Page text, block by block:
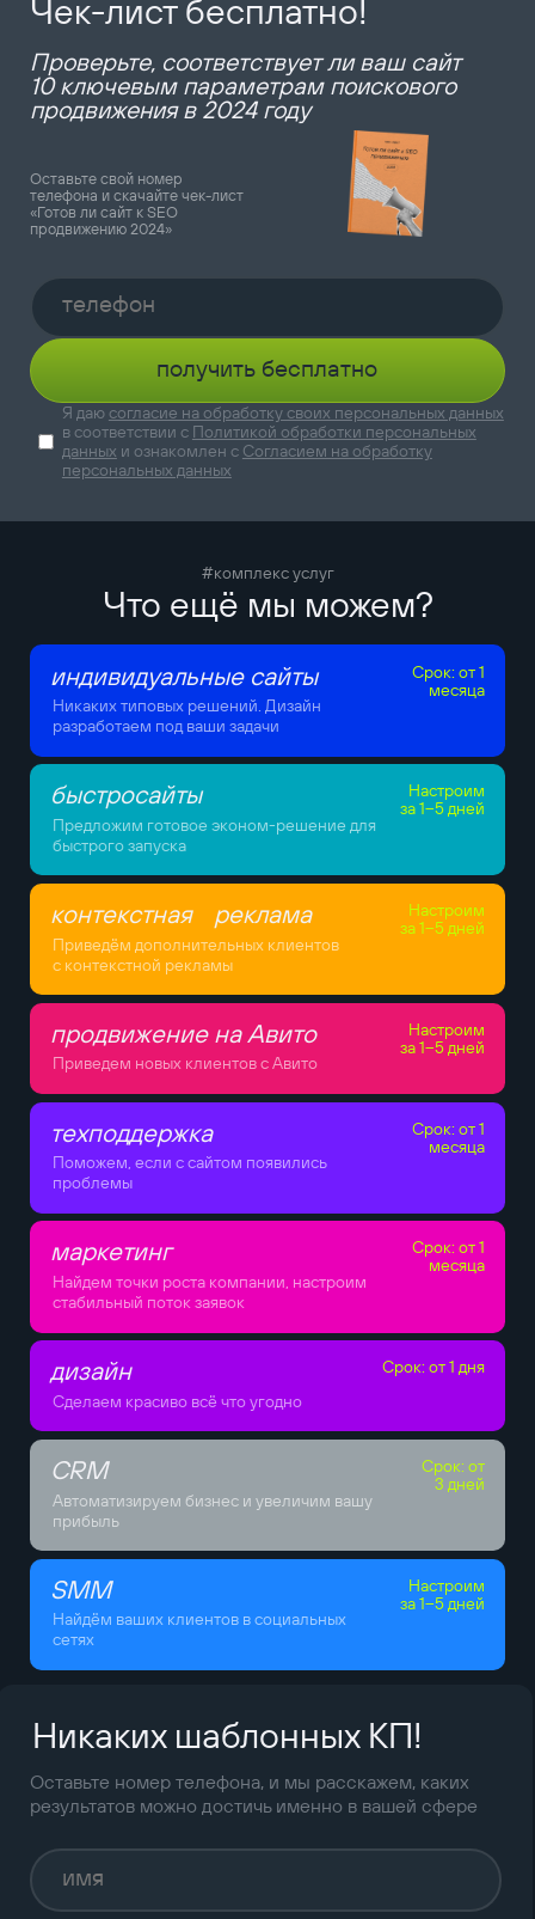
Чек-лист бесплатно!
Проверьте, соответствует ли ваш сайт
10 ключевым параметрам поискового
продвижения в 2024 году
Оставьте свой номер
телефона и скачайте чек-лист
«Готов ли сайт к SEO
продвижению 2024»
получить бесплатно
Я даю согласие на обработку своих персональных данных
в соответствии с Политикой обработки персональных
данных и ознакомлен с Согласием на обработку
персональных данных
#комплекс услуг
Что ещё мы можем?
индивидуальные сайты
Никаких типовых решений. Дизайн
разработаем под ваши задачи
Срок: от 1
месяца
быстросайты
Предложим готовое эконом-решение для
быстрого запуска
Настроим
за 1–5 дней
контекстная реклама
Приведём дополнительных клиентов
с контекстной рекламы
Настроим
за 1–5 дней
продвижение на Авито
Приведем новых клиентов с Авито
Настроим
за 1–5 дней
техподдержка
Поможем, если с сайтом появились
проблемы
Срок: от 1
месяца
маркетинг
Найдем точки роста компании, настроим
стабильный поток заявок
Срок: от 1
месяца
дизайн
Сделаем красиво всё что угодно
Срок: от 1 дня
CRM
Автоматизируем бизнес и увеличим вашу
прибыль
Срок: от
3 дней
SMM
Найдём ваших клиентов в социальных
сетях
Настроим
за 1–5 дней
Никаких шаблонных КП!
Оставьте номер телефона, и мы расскажем, каких
результатов можно достичь именно в вашей сфере